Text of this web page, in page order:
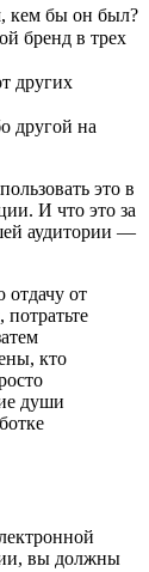
кем бы он был?
бренд в трех
других
другой на
это в
И что это за
аудитории —
отдачу от
кто
души
вы должны